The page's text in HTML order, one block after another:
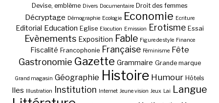
Devise, emblème Divers Documentaire Droit des femmes
Décryptage Démographie Ecologie Economie Ecriture
Editorial Education Eglise Elocution Emission Erotisme Essai
Evènements Exposition Fable Figure de style Finance
Fiscalité Francophonie Française Féminisme Fête
Gastronomie Gazette Grammaire Grande marque
Grand magasin Géographie Histoire Humour Hôtels
Iles Illustration Institution Internet Jeune vision Jeux Lai Langue